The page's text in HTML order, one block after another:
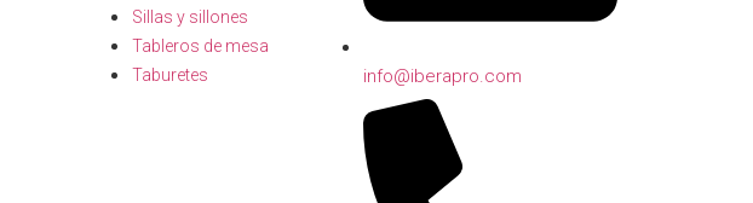
Sillas y sillones
Tableros de mesa
Taburetes
info@iberapro.com